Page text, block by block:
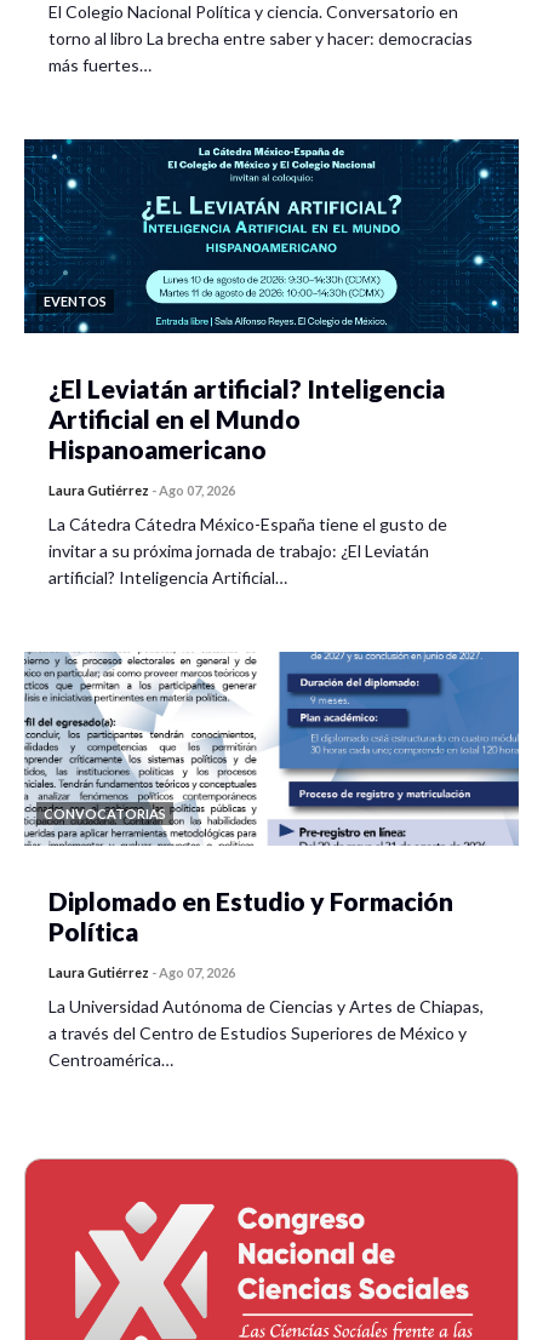
El Colegio Nacional Política y ciencia. Conversatorio en
torno al libro La brecha entre saber y hacer: democracias
más fuertes…
EVENTOS
¿El Leviatán artificial? Inteligencia
Artificial en el Mundo
Hispanoamericano
Laura Gutiérrez -Ago 07, 2026
La Cátedra Cátedra México-España tiene el gusto de
invitar a su próxima jornada de trabajo: ¿El Leviatán
artificial? Inteligencia Artificial…
CONVOCATORIAS
Diplomado en Estudio y Formación
Política
Laura Gutiérrez -Ago 07, 2026
La Universidad Autónoma de Ciencias y Artes de Chiapas,
a través del Centro de Estudios Superiores de México y
Centroamérica…